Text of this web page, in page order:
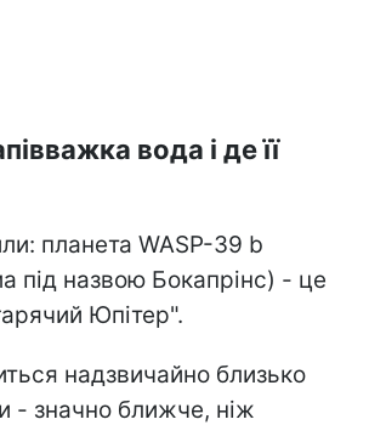
вода і де її
планета WASP-39 b
під назвою Бокапрінс) - це
Юпітер".
надзвичайно близько
- значно ближче, ніж